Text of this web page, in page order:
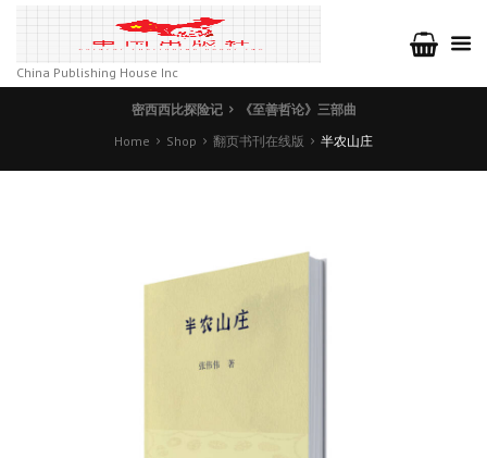
China Publishing House Inc
密西西比探险记
《至善哲论》三部曲
Home
Shop 翻页书刊在线版 半农山庄